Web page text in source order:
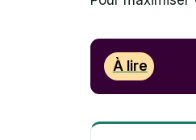
À lire